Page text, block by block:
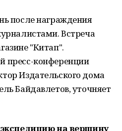
после награждения
Встреча
"Китап".
пресс-конференции
Издательского дома
Байдавлетов, уточняет
на вершину